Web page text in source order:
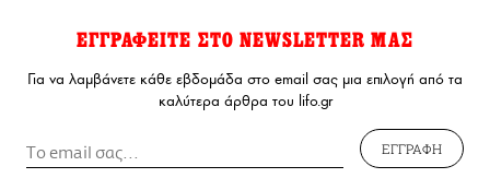
ΕΓΓΡΑΦΕΙΤΕ ΣΤΟ NEWSLETTER ΜΑΣ
Για να λαμβάνετε κάθε εβδομάδα στο email σας μια επιλογή από τα
καλύτερα άρθρα του lifo.gr
ΕΓΓΡΑΦΗ